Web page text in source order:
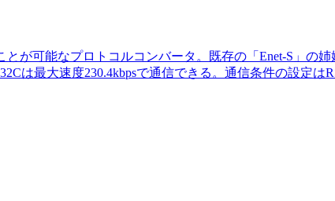
が可能なプロトコルコンバータ。既存の「Enet-S」の
は最大速度230.4kbpsで通信できる。通信条件の設定は